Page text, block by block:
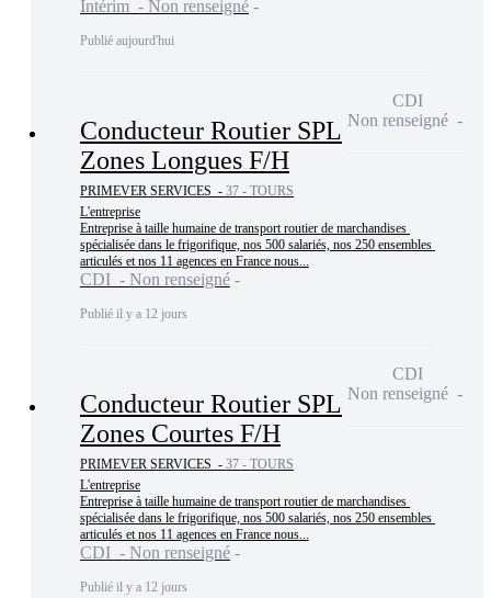
Intérim - Non renseigné
Publié aujourd'hui
Conducteur Routier SPL
Zones Longues F/H
PRIMEVER SERVICES - 37 - TOURS
L'entreprise
Entreprise à taille humaine de transport routier de marchandises
spécialisée dans le frigorifique, nos 500 salariés, nos 250 ensembles
articulés et nos 11 agences en France nous...
CDI - Non renseigné
Publié il y a 12 jours
CDI
Non renseigné
Conducteur Routier SPL
Zones Courtes F/H
PRIMEVER SERVICES - 37 - TOURS
L'entreprise
Entreprise à taille humaine de transport routier de marchandises
spécialisée dans le frigorifique, nos 500 salariés, nos 250 ensembles
articulés et nos 11 agences en France nous...
CDI - Non renseigné
Publié il y a 12 jours
CDI
Non renseigné